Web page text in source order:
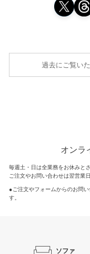
過去にご覧い
オンラ
毎週土・日は全業務をお休みと
ご注文やお問い合わせは翌営業
●ご注文やフォームからのお問い
す。
ソファ